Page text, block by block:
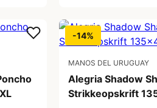
-14%
MANOS DEL URUGUAY
Alegria Shadow
Strikkeopskrift